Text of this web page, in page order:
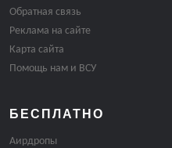
Обратная связь
Реклама на сайте
Карта сайта
Помощь нам и ВСУ
БЕСПЛАТНО
Аирдропы